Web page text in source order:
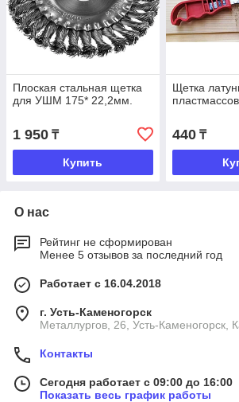
Плоская стальная щетка
для УШМ 175* 22,2мм.
1 950 ₸
Купить
Щетка
440₸
О нас
Рейтинг не сформирован
Менее 5 отзывов за последний год
Работает с 16.04.2018
г. Усть-Каменогорск
Металлургов, 26, Усть-Каменогорск,
Контакты
Сегодня работает с 09:00 до 16:00
Показать весь график работы